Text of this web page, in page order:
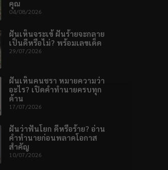
คุณ
04/08/2026
ฝันเห็นจระเข้ ฝันร้ายจะกลาย
เป็นดีหรือไม่? พร้อมเลขเด็ด
29/07/2026
ฝันเห็นคนชรา หมายความว่า
อะไร? เปิดคำทำนายครบทุก
ด้าน
17/07/2026
ฝันว่าฟันโยก ดีหรือร้าย? อ่าน
คำทำนายก่อนพลาดโอกาส
สำคัญ
10/07/2026